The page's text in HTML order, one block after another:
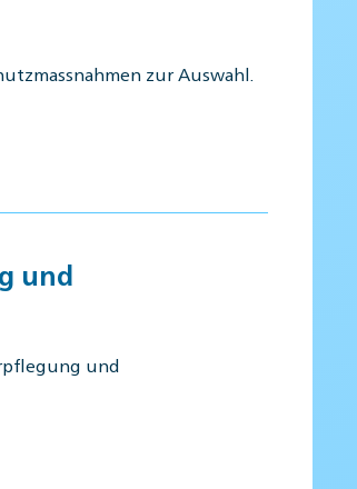
zur Auswahl.
und
und